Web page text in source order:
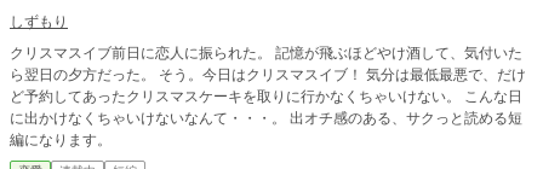
しずもり
クリスマスイブ前日に恋人に振られた。 記憶が飛ぶほどやけ酒して、気付いた
ら翌日の夕方だった。 そう。今日はクリスマスイブ！ 気分は最低最悪で、だけ
ど予約してあったクリスマスケーキを取りに行かなくちゃいけない。 こんな日
に出かけなくちゃいけないなんて・・・。 出オチ感のある、サクっと読める短
編になります。